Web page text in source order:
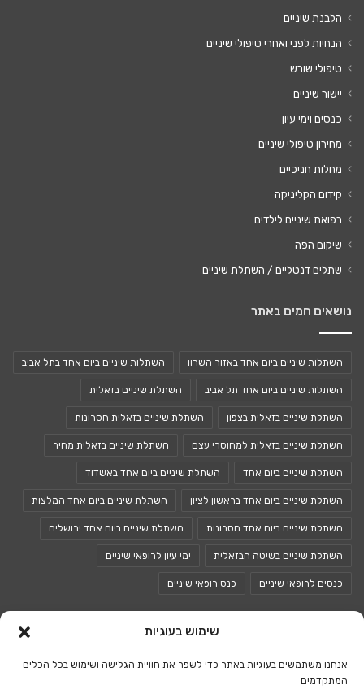
שימוש בעוגיות
אנחנו משתמשים בעוגיות באתר כדי לשפר את חוויית הגלישה ושימוש בכל הכלים
המתקדמים
הלבנת שיניים
הנחיות לפני ואחרי טיפולי שיניים
טיפולי שורש
יישור שיניים
כנסים וימי עיון
מחירון טיפולי שיניים
מחלות חניכיים
קידום הקליניקה
רפואת שיניים לילדים
שיקום הפה
שתלים דנטליים / השתלת שיניים
נושאים חמים באתר
השתלות שיניים ביום אחד באזור השרון השתלות שיניים ביום אחד בתל אביב
השתלות שיניים ביום אחד תל אביב השתלת שיניים בזאלית
השתלת שיניים בזאלית בצפון השתלת שיניים בזאלית חסרונות
השתלת שיניים בזאלית למחוסרי עצם השתלת שיניים בזאלית מחיר
השתלת שיניים ביום אחד השתלת שיניים ביום אחד באשדוד
השתלת שיניים ביום אחד בראשון לציון השתלת שיניים ביום אחד המלצות
השתלת שיניים ביום אחד חסרונות השתלת שיניים ביום אחד ירושלים
השתלת שיניים בשיטה הבזאלית ימי עיון לרופאי שיניים
כנסים לרופאי שיניים כנס רופאי שיניים